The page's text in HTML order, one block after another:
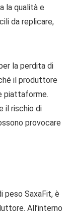
la qualità e
da replicare,
la perdita di
il produttore
piattaforme.
il rischio di
provocare
peso SaxaFit, è
All’interno